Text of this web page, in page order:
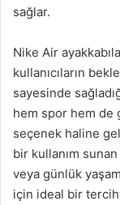
sağlar.
Nike Air
kullanıcıların
sayesinde
hem spor hem de
seçenek haline
bir kullanım
veya günlük
için ideal bir